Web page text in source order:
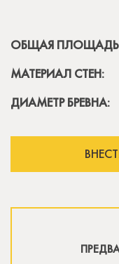
ОБЩАЯ
МАТЕРИАЛ СТЕН:
ДИАМЕТР БРЕВНА: